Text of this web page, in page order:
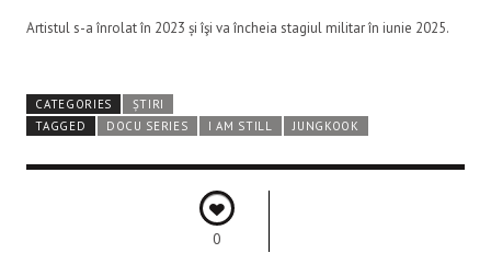
Artistul s-a înrolat în 2023 și îşi va încheia stagiul militar în iunie 2025.
CATEGORIES
ȘTIRI
TAGGED
DOCU SERIES I AM STILL JUNGKOOK
0